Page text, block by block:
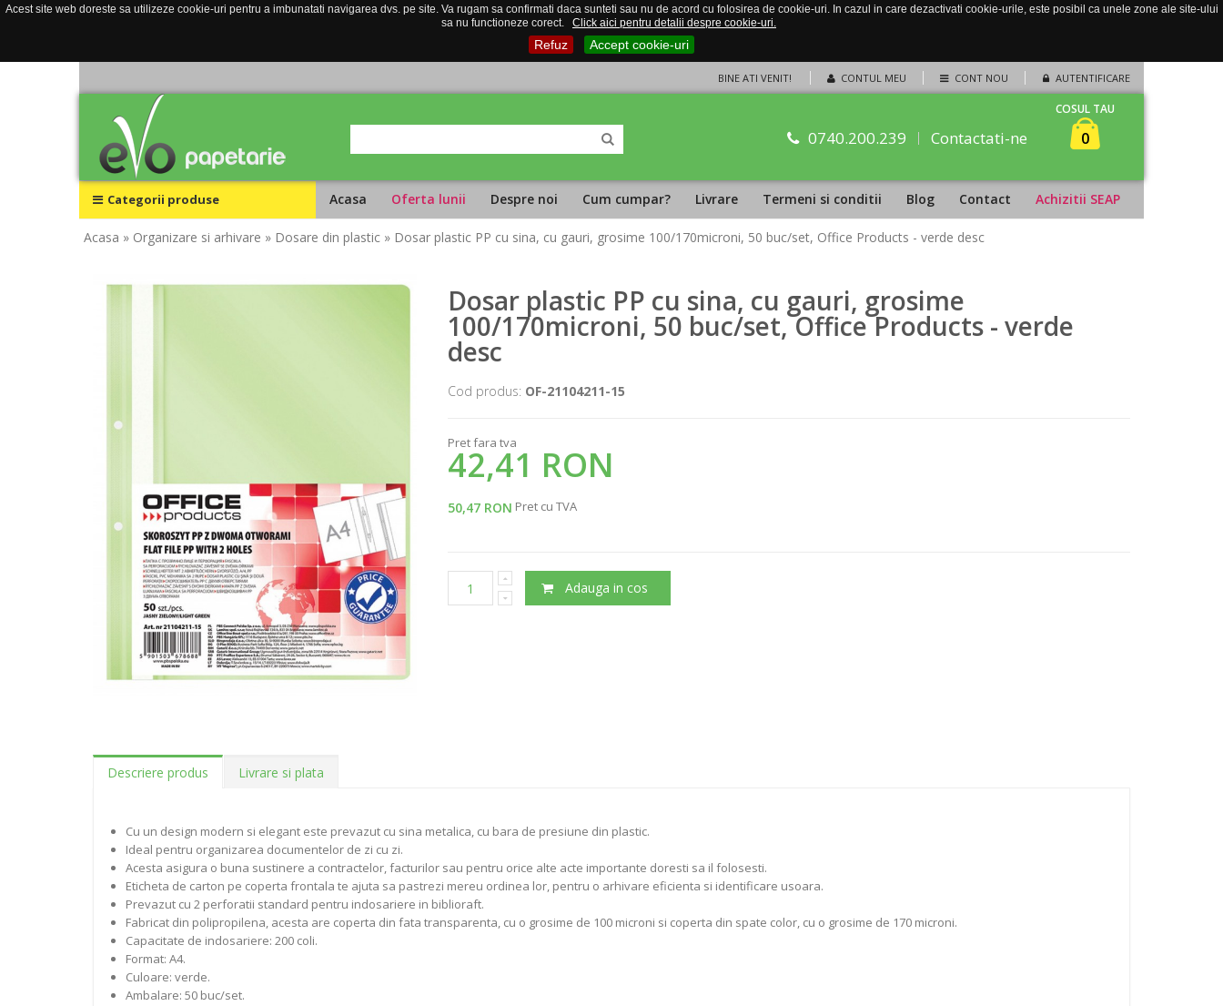
Acest site web doreste sa utilizeze cookie-uri pentru a imbunatati navigarea dvs. pe site. Va rugam sa confirmati daca sunteti sau nu de acord cu folosirea de cookie-uri. In cazul in care dezactivati cookie-urile, este posibil ca unele zone ale site-ului
sa nu functioneze corect.
Click aici pentru detalii despre cookie-uri.
Refuz Accept cookie-uri
CONTUL MEU CONT NOU AUTENTIFICARE
BINE ATI VENIT!
0740.200.239 Contactati-ne
COSUL TAU
0
Categorii produse Acasa Oferta lunii Despre noi Cum cumpar? Livrare Termeni si conditii Blog Contact Achizitii SEAP
Acasa » Organizare si arhivare » Dosare din plastic » Dosar plastic PP cu sina, cu gauri, grosime 100/170microni, 50 buc/set, Office Products - verde desc
Dosar plastic PP cu sina, cu gauri, grosime
100/170microni, 50 buc/set, Office Products - verde
desc
Cod produs: OF-21104211-15
Pret fara tva
42,41 RON
50,47 RON Pret cu TVA
Adauga in cos
Descriere produs Livrare si plata
Cu un design modern si elegant este prevazut cu sina metalica, cu bara de presiune din plastic.
Ideal pentru organizarea documentelor de zi cu zi.
Acesta asigura o buna sustinere a contractelor, facturilor sau pentru orice alte acte importante doresti sa il folosesti.
Eticheta de carton pe coperta frontala te ajuta sa pastrezi mereu ordinea lor, pentru o arhivare eficienta si identificare usoara.
Prevazut cu 2 perforatii standard pentru indosariere in biblioraft.
Fabricat din polipropilena, acesta are coperta din fata transparenta, cu o grosime de 100 microni si coperta din spate color, cu o grosime de 170 microni.
Capacitate de indosariere: 200 coli.
Format: A4.
Culoare: verde.
Ambalare: 50 buc/set.